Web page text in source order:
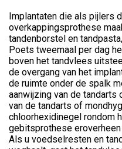
Implantaten die als pijlers
overkappingsprothese
tandenborstel en
Poets tweemaal per dag
boven het tandvlees
de overgang van het
de ruimte onder de spalk
aanwijzing van de
van de tandarts of
chloorhexidinegel rondom
gebitsprothese eroverheen
Als u voedselresten en